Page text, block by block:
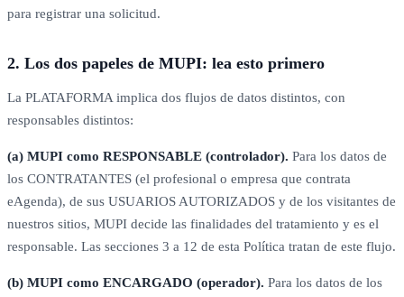
para registrar una solicitud.
2. Los dos papeles de MUPI: lea esto primero
La PLATAFORMA implica dos flujos de datos distintos, con
responsables distintos:
(a) MUPI como RESPONSABLE (controlador). Para los datos de
los CONTRATANTES (el profesional o empresa que contrata
eAgenda), de sus USUARIOS AUTORIZADOS y de los visitantes de
nuestros sitios, MUPI decide las finalidades del tratamiento y es el
responsable. Las secciones 3 a 12 de esta Política tratan de este flujo.
(b) MUPI como ENCARGADO (operador). Para los datos de los